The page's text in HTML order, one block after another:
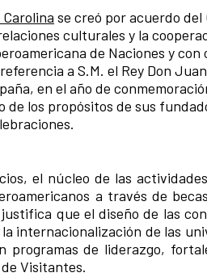
se creó por acuerdo
culturales y la
de Naciones y
a S.M. el Rey Don
en el año de
de los propósitos de sus
el núcleo de las
a través de
que el diseño de las
internacionalización de las
programas de liderazgo,
Visitantes.